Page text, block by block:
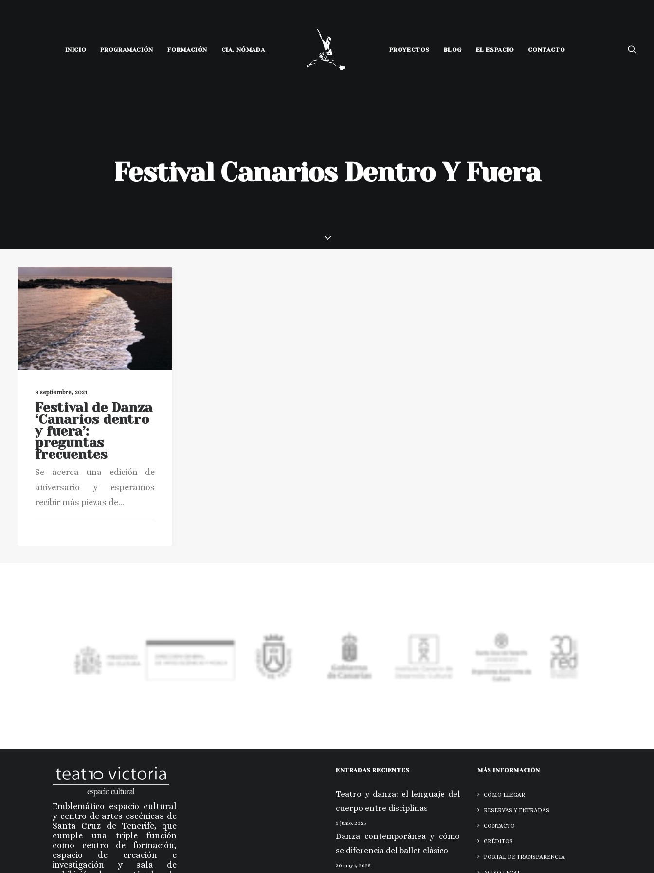
INICIO PROGRAMACIÓN FORMACIÓN CIA. NÓMADA PROYECTOS BLOG EL ESPACIO CONTACTO
Festival Canarios Dentro Y Fuera
8 septiembre, 2021
Festival de Danza
‘Canarios dentro
y fuera’:
preguntas
frecuentes
Se acerca una edición de
aniversario y esperamos
recibir más piezas de…
Emblemático espacio cultural
y centro de artes escénicas de
Santa Cruz de Tenerife, que
cumple una triple función
como centro de formación,
espacio de creación e
investigación y sala de
ENTRADAS RECIENTES
Teatro y danza: el lenguaje del
cuerpo entre disciplinas
3 junio, 2025
Danza contemporánea y cómo
se diferencia del ballet clásico
30 mayo, 2025
MÁS INFORMACIÓN
CÓMO LLEGAR
RESERVAS Y ENTRADAS
CONTACTO
CRÉDITOS
PORTAL DE TRANSPARENCIA